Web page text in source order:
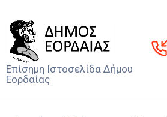
Επίσημη Ιστοσελίδα Δήμου
Εορδαίας